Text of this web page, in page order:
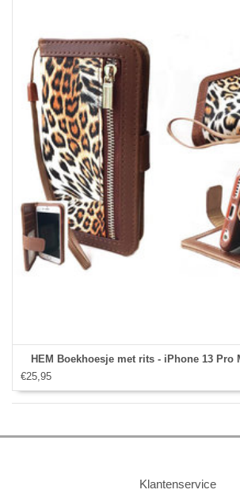
HEM Boekhoesje met rits - iPhone 13 Pro
€25,95
Klantenservice